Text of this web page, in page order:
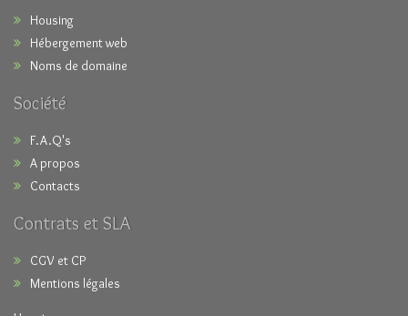
Housing
Hébergement web
Noms de domaine
Société
F.A.Q's
A propos
Contacts
Contrats et SLA
CGV et CP
Mentions légales